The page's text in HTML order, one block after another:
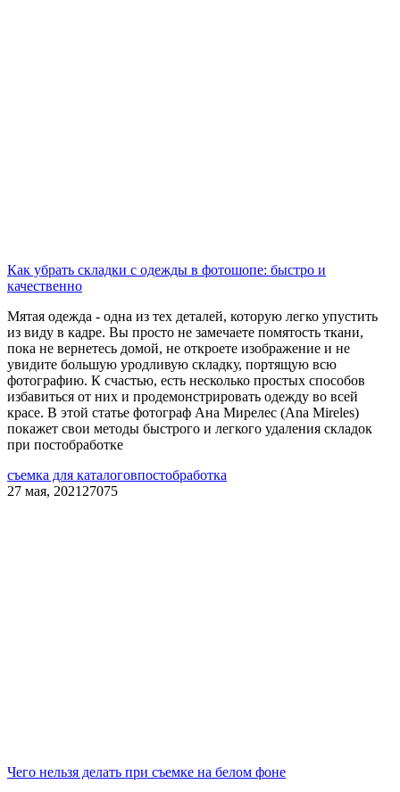
Как убрать складки с одежды в фотошопе: быстро и
качественно
Мятая одежда - одна из тех деталей, которую легко упустить
из виду в кадре. Вы просто не замечаете помятость ткани,
пока не вернетесь домой, не откроете изображение и не
увидите большую уродливую складку, портящую всю
фотографию. К счастью, есть несколько простых способов
избавиться от них и продемонстрировать одежду во всей
красе. В этой статье фотограф Ана Мирелес (Ana Mireles)
покажет свои методы быстрого и легкого удаления складок
при постобработке
съемка для каталоговпостобработка
27 мая, 2021 27075
Чего нельзя делать при съемке на белом фоне